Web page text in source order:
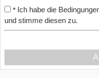
* Ich habe die
und stimme diesen zu.